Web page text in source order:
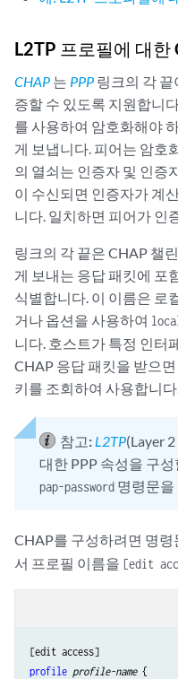
        }
        traceoptions {
            flag all;
debug-level
            filter {
protocol
protocol
protocol
            }
        }
L2TP 프로필에 대한
CHAP 는 PPP 링크의 각 끝
증할 수 있도록 지원합니
를 사용하여 암호화해야
게 보냅니다. 피어는 암호
의 열쇠는 인증자 및 인증
이 수신되면 인증자가 계
니다. 일치하면 피어가 인
링크의 각 끝은 CHAP 챌
게 보내는 응답 패킷에 포
식별합니다. 이 이름은 로
거나 옵션을 사용하여
니다. 호스트가 특정 인터
CHAP 응답 패킷을 받으
키를 조회하여 사용합니
참고: L2TP(Layer
대한 PPP 속성을 구
pap-password 명령문을
CHAP를 구성하려면 명령
서 프로필 이름을 [edit
profile profile-name {